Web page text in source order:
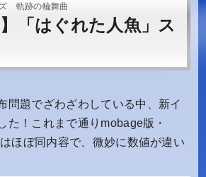
軌跡の輪舞曲
「はぐれた人魚」ス
問題でざわざわしている中、新イ
た！これまで通りmobage版・
ほぼ同内容で、微妙に数値が違い